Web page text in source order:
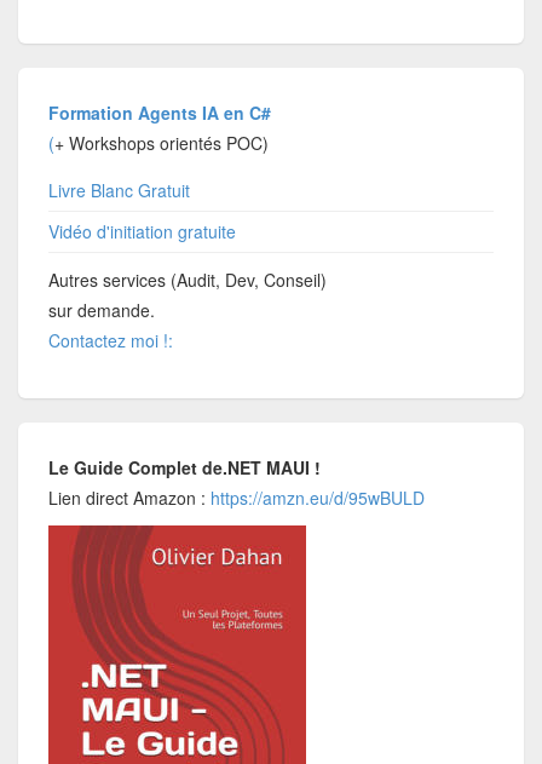
Formation Agents IA en C#
(+ Workshops orientés POC)
Livre Blanc Gratuit
Vidéo d'initiation gratuite
Autres services (Audit, Dev, Conseil)
sur demande.
Contactez moi !:
Le Guide Complet de.NET MAUI !
Lien direct Amazon : https://amzn.eu/d/95wBULD